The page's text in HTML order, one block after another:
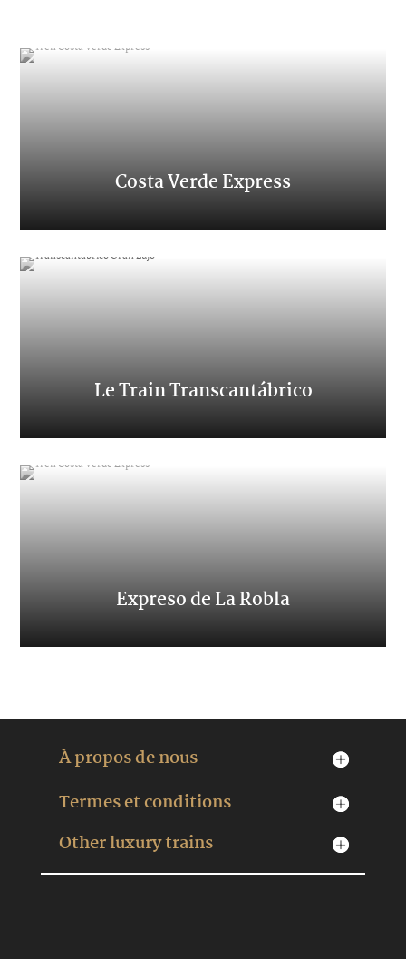
Costa Verde Express
Le TrainTranscantábrico
Expreso de La Robla
À propos de nous
Termes et conditions
Other luxury trains